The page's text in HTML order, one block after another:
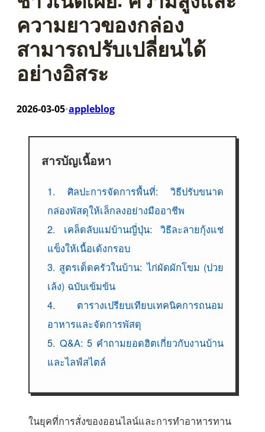
ความยาวของกล่อง
สามารถปรับเปลี่ยนได้
อย่างอิสระ
2026-03-05•appleblog
สารบัญเนื้อหา
1. ศิลปะการจัดการพื้นที่: วิธีปรับขนาด
กล่องพัสดุให้เล็กลงอย่างมืออาชีพ
2. เคล็ดลับแม่บ้านญี่ปุ่น: วิธีละลายกุ้งแช่
แข็งให้เนื้อเด้งกรอบ
3. สูตรเด็ดครัวในบ้าน: ไก่ผัดผักโขม (ปวย
เล้ง) ฉบับเข้มข้น
4. ตารางเปรียบเทียบเทคนิคการถนอม
อาหารและจัดการพัสดุ
5. Q&A: 5 คำถามยอดฮิตเกี่ยวกับงานบ้าน
และไลฟ์สไตล์
ในยุคที่การสั่งของออนไลน์และการทำอาหารทาน